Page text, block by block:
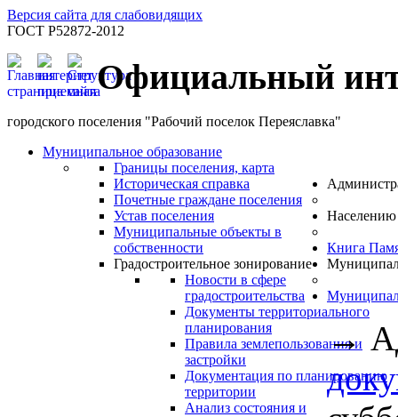
Версия сайта для слабовидящих
ГОСТ Р52872-2012
Официальный
городского поселения "Рабочий поселок Переяславка"
Муниципальное образование
Границы поселения, карта
Историческая справка
Почетные граждане поселения
Устав поселения
Муниципальные объекты в
собственности
Градостроительное зонирование
Новости в сфере
градостроительства
Документы территориального
планирования
Правила землепользования и
застройки
Документация по планированию
территории
Анализ состояния и
Населению
Книга
→